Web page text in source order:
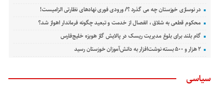
در نوسازی خوزستان چه می گذرد ؟/ ورودی فوری نهادهای نظارتی الزامیست!
محکوم قطعی به شلاق ، انفصال از خدمت و تبعید چگونه فرماندار اهواز شد؟
گام بلند برای بلوغ مدیریت ریسک در پالایش گاز هویزه خلیج‌فارس
۲ هزار و ۵۰۰ بسته نوشت‌افزار به دانش‌آموزان خوزستان رسید
سیاسی